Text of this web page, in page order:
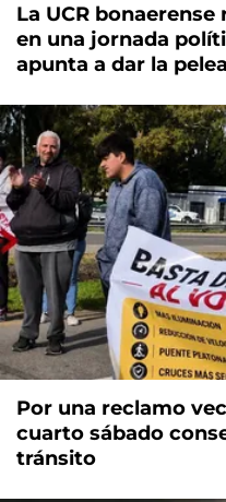
La UCR
en una jornada
apunta a dar la
Por una reclamo
cuarto sábado
tránsito